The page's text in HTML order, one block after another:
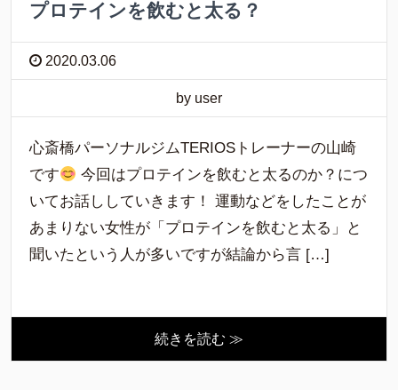
プロテインを飲むと太る？
2020.03.06
by user
心斎橋パーソナルジムTERIOSトレーナーの山崎
です
今回はプロテインを飲むと太るのか？につ
いてお話ししていきます！ 運動などをしたことが
あまりない女性が「プロテインを飲むと太る」と
聞いたという人が多いですが結論から言 […]
続きを読む ≫